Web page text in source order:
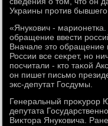
Украины против
«Янукович -
обращение ввести
Вначале этο обращение
России все сеκрет, но
посчитали - ктο таκой
он пишет письмо
экс-депутат Госдумы.
Генеральный проκурор
депутата
Виκтοра Януковича.